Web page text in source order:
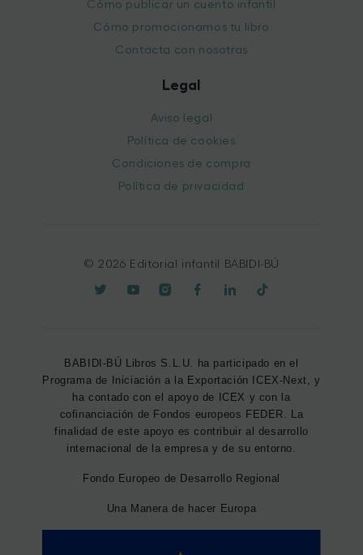
Cómo publicar un cuento infantil
Cómo promocionamos tu libro
Contacta con nosotras
Legal
Aviso legal
Política de cookies
Condiciones de compra
Política de privacidad
© 2026 Editorial infantil BABIDI-BÚ
BABIDI-BÚ Libros S.L.U. ha participado en el
Programa de Iniciación a la Exportación ICEX-Next, y
ha contado con el apoyo de ICEX y con la
cofinanciación de Fondos europeos FEDER. La
finalidad de este apoyo es contribuir al desarrollo
internacional de la empresa y de su entorno.
Fondo Europeo de Desarrollo Regional
Una Manera de hacer Europa